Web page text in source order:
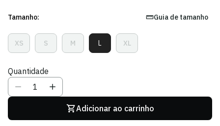
venda
Tamanho: Guia de tamanho
XSVariante
Esgotada
Indisponível
SVariante
Esgotada
Indisponível
MVariante
Esgotada
LVariante
Esgotada
XL
Variante
Esgotada
Quantidade
Adicionar ao carrinho